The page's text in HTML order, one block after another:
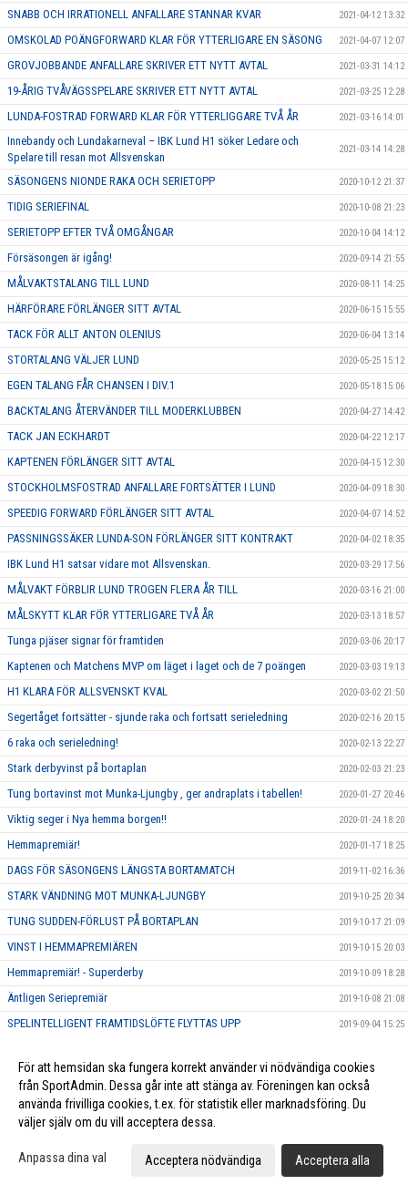
SNABB OCH IRRATIONELL ANFALLARE STANNAR KVAR 2021-04-12 13:32
OMSKOLAD POÄNGFORWARD KLAR FÖR YTTERLIGARE EN SÄSONG 2021-04-07 12:07
GROVJOBBANDE ANFALLARE SKRIVER ETT NYTT AVTAL 2021-03-31 14:12
19-ÅRIG TVÅVÄGSSPELARE SKRIVER ETT NYTT AVTAL 2021-03-25 12:28
LUNDA-FOSTRAD FORWARD KLAR FÖR YTTERLIGGARE TVÅ ÅR 2021-03-16 14:01
Innebandy och Lundakarneval – IBK Lund H1 söker Ledare och
Spelare till resan mot Allsvenskan
2021-03-14 14:28
SÄSONGENS NIONDE RAKA OCH SERIETOPP 2020-10-12 21:37
TIDIG SERIEFINAL 2020-10-08 21:23
SERIETOPP EFTER TVÅ OMGÅNGAR 2020-10-04 14:12
Försäsongen är igång! 2020-09-14 21:55
MÅLVAKTSTALANG TILL LUND 2020-08-11 14:25
HÄRFÖRARE FÖRLÄNGER SITT AVTAL 2020-06-15 15:55
TACK FÖR ALLT ANTON OLENIUS 2020-06-04 13:14
STORTALANG VÄLJER LUND 2020-05-25 15:12
EGEN TALANG FÅR CHANSEN I DIV.1 2020-05-18 15:06
BACKTALANG ÅTERVÄNDER TILL MODERKLUBBEN 2020-04-27 14:42
TACK JAN ECKHARDT 2020-04-22 12:17
KAPTENEN FÖRLÄNGER SITT AVTAL 2020-04-15 12:30
STOCKHOLMSFOSTRAD ANFALLARE FORTSÄTTER I LUND 2020-04-09 18:30
SPEEDIG FORWARD FÖRLÄNGER SITT AVTAL 2020-04-07 14:52
PASSNINGSSÄKER LUNDA-SON FÖRLÄNGER SITT KONTRAKT 2020-04-02 18:35
IBK Lund H1 satsar vidare mot Allsvenskan. 2020-03-29 17:56
MÅLVAKT FÖRBLIR LUND TROGEN FLERA ÅR TILL 2020-03-16 21:00
MÅLSKYTT KLAR FÖR YTTERLIGARE TVÅ ÅR 2020-03-13 18:57
Tunga pjäser signar för framtiden 2020-03-06 20:17
Kaptenen och Matchens MVP om läget i laget och de 7 poängen 2020-03-03 19:13
H1 KLARA FÖR ALLSVENSKT KVAL 2020-03-02 21:50
Segertåget fortsätter - sjunde raka och fortsatt serieledning 2020-02-16 20:15
6 raka och serieledning! 2020-02-13 22:27
Stark derbyvinst på bortaplan 2020-02-03 21:23
Tung bortavinst mot Munka-Ljungby , ger andraplats i tabellen! 2020-01-27 20:46
Viktig seger i Nya hemma borgen!! 2020-01-24 18:20
Hemmapremiär! 2020-01-17 18:25
DAGS FÖR SÄSONGENS LÄNGSTA BORTAMATCH 2019-11-02 16:36
STARK VÄNDNING MOT MUNKA-LJUNGBY 2019-10-25 20:34
TUNG SUDDEN-FÖRLUST PÅ BORTAPLAN 2019-10-17 21:09
VINST I HEMMAPREMIÄREN 2019-10-15 20:03
Hemmapremiär! - Superderby 2019-10-09 18:28
Äntligen Seriepremiär 2019-10-08 21:08
SPELINTELLIGENT FRAMTIDSLÖFTE FLYTTAS UPP 2019-09-04 15:25
KLUBBEN SATSAR VIDARE PÅ EGNA TALANGER 2019-08-27 18:00
TALANGFULL DUO SKRIVER NYA AVTAL 2019-08-09 19:03
POÄNGMASKIN ÄR KLAR FÖR LUND
KRAFTFULL BACK ÄR KLAR FÖR HERR ELIT
KARAKTÄRSSPELARE BLIR FÖRSTA NYFÖRVÄRVET FÖR HERR ELIT 2019-06-05 11:49
För att hemsidan ska fungera korrekt använder vi nödvändiga cookies
från SportAdmin. Dessa går inte att stänga av. Föreningen kan också
använda frivilliga cookies, t.ex. för statistik eller marknadsföring. Du
väljer själv om du vill acceptera dessa.
Anpassa dina val Acceptera nödvändiga Acceptera alla